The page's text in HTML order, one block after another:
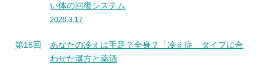
い体の回復システム
2020.3.17
第16回
あなたの冷えは手足？全身？「冷え症」タイプに合
わせた漢方と薬酒